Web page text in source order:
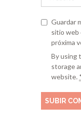
Guardar
sitio web
próxima
By using
storage
website.